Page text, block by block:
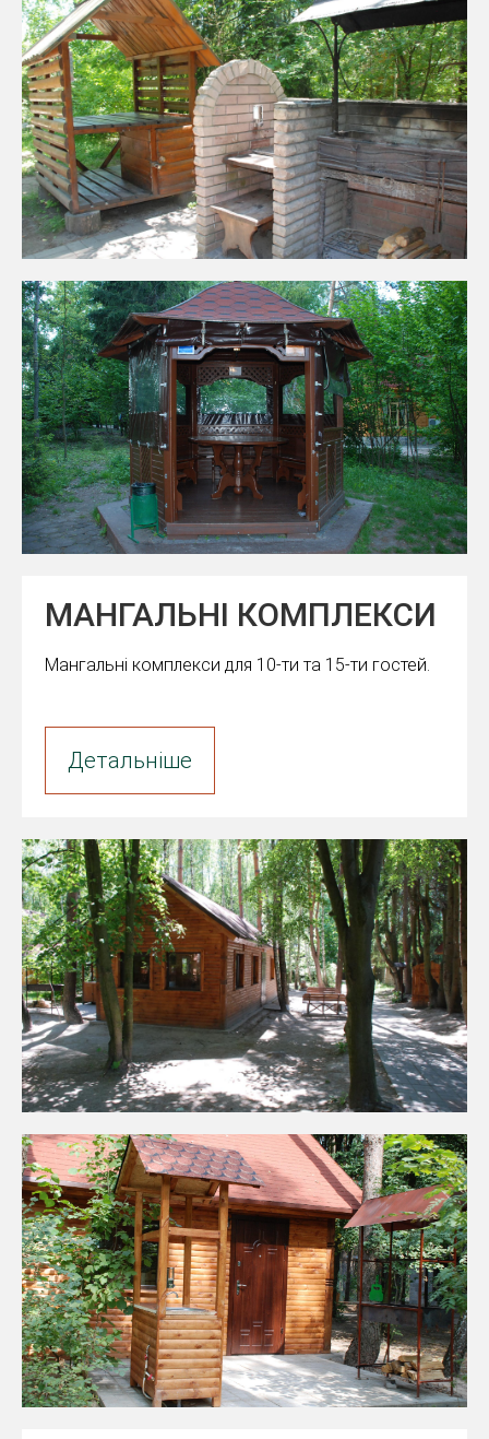
МАНГАЛЬНІ КОМПЛЕКСИ
Мангальні комплекси для 10-ти та 15-ти гостей.
Детальніше